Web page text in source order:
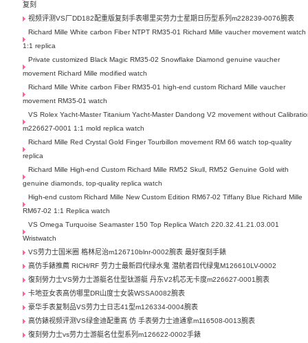
复刻
视频评测VS厂DD182配重版复刻手表哪里买劳力士星期日历型系列m228239-0076腕表
Richard Mille White carbon Fiber NTPT RM35-01 Richard Mille vaucher movement watch
1:1 replica
Private customized Black Magic RM35-02 Snowflake Diamond genuine vaucher
movement Richard Mille modified watch
Richard Mille White carbon Fiber RM35-01 high-end custom Richard Mille vaucher
movement RM35-01 watch
VS Rolex Yacht-Master Titanium Yacht-Master Dandong V2 movement without
m226627-0001 1:1 mold replica watch
Richard Mille Red Crystal Gold Finger Tourbillon movement RM 66 watch top-quality
replica
Richard Mille High-end Custom Richard Mille RM52 Skull, RM52 Genuine Gold with
genuine diamonds, top-quality replica watch
High-end custom Richard Mille New Custom Edition RM67-02 Tiffany Blue Richard Mille
RM67-02 1:1 Replica watch
VS Omega Turquoise Seamaster 150 Top Replica Watch 220.32.41.21.03.001
Wristwatch
VS劳力士国米圈 格林尼治m126710blnr-0002腕表 最好復刻手錶
高仿手錶推薦 RICH/RF 劳力士最新四代绿水鬼 潜航者四代绿鬼M126610LV-0002
復刻勞力士VS勞力士游艇名仕型钛游艇 丹东V2机芯无卡度m226627-0001腕表
卡地亚女表高仿哪里DR山度士女装WSSA0082腕表
豪华手表复制品VS劳力士日志41型m126334-0004腕表
高仿錶视频评测VS绿金迪配重高 仿 手表勞力士迪通拿m116508-0013腕表
復刻勞力士vs劳力士游艇名仕型系列m126622-0002手錶